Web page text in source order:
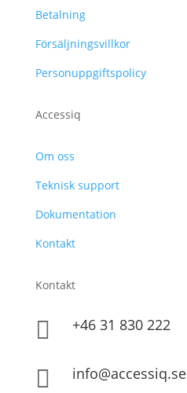
Betalning
Försäljningsvillkor
Personuppgiftspolicy
Accessiq
Om oss
Teknisk support
Dokumentation
Kontakt
Kontakt
 +46 31 830 222
 info@accessiq.se